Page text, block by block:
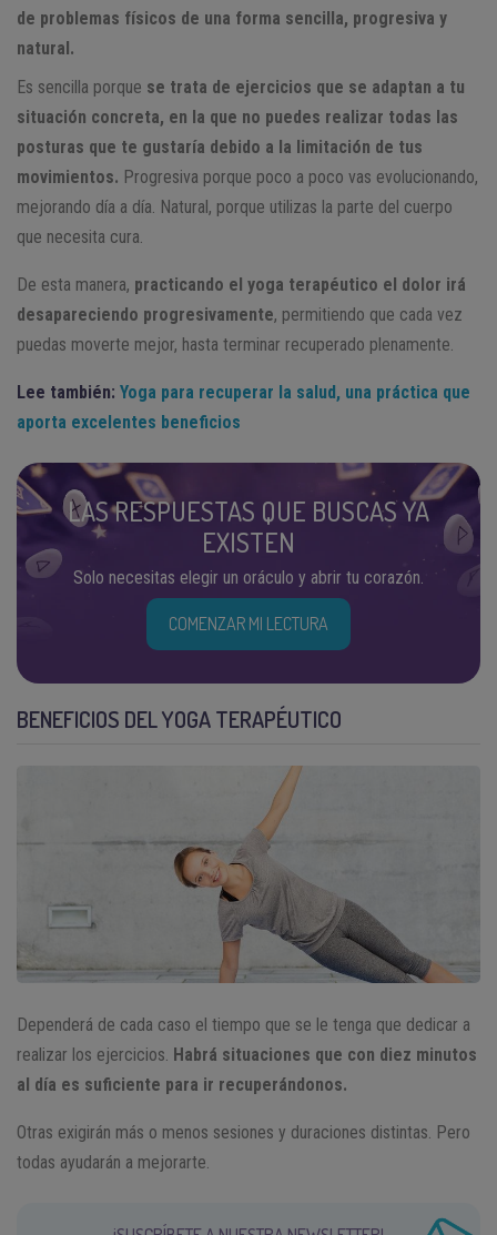
de problemas físicos de una forma sencilla, progresiva y
natural.
Es sencilla porque se trata de ejercicios que se adaptan a tu
situación concreta, en la que no puedes realizar todas las
posturas que te gustaría debido a la limitación de tus
movimientos. Progresiva porque poco a poco vas evolucionando,
mejorando día a día. Natural, porque utilizas la parte del cuerpo
que necesita cura.
De esta manera, practicando el yoga terapéutico el dolor irá
desapareciendo progresivamente, permitiendo que cada vez
puedas moverte mejor, hasta terminar recuperado plenamente.
Lee también: Yoga para recuperar la salud, una práctica que
aporta excelentes beneficios
LAS RESPUESTAS QUE BUSCAS YA
EXISTEN
Solo necesitas elegir un oráculo y abrir tu corazón.
COMENZAR MI LECTURA
BENEFICIOS DEL YOGA TERAPÉUTICO
Dependerá de cada caso el tiempo que se le tenga que dedicar a
realizar los ejercicios. Habrá situaciones que con diez minutos
al día es suficiente para ir recuperándonos.
Otras exigirán más o menos sesiones y duraciones distintas. Pero
todas ayudarán a mejorarte.